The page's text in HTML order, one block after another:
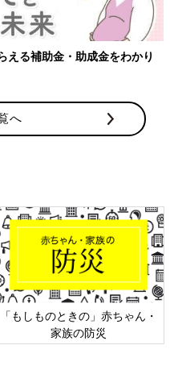
える補助金・助成金をわかり
へ
「もしものときの」赤ちゃん・
家族の防災